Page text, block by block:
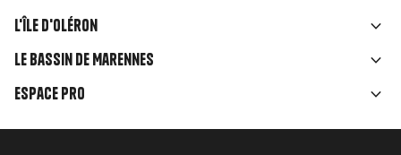
rubriques
L'île d'Oléron
Le Bassin de Marennes
Espace Pro